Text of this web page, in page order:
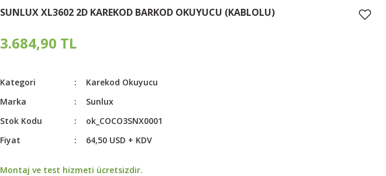
SUNLUX XL3602 2D KAREKOD BARKOD OKUYUCU (KABLOLU)
3.684,90 TL
Kategori
Karekod Okuyucu
Marka
Sunlux
Stok Kodu
ok_COCO3SNX0001
Fiyat
64,50 USD + KDV
Montaj ve test hizmeti ücretsizdir.